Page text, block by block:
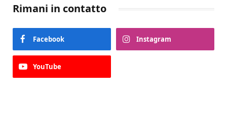
Rimani in contatto
Facebook Instagram
YouTube